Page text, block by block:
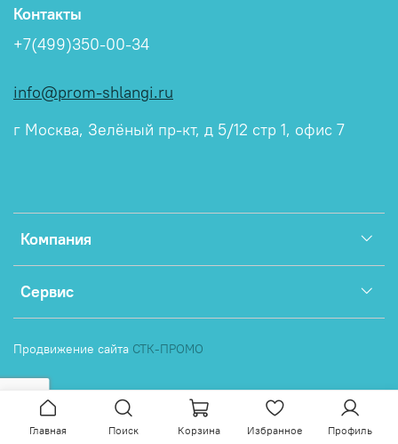
Компания
Сервис
Контакты
+7(499)350-00-34
info@prom-shlangi.ru
г Москва, Зелёный пр-кт, д 5/12 стр 1, офис 7
Продвижение сайта СТК-ПРОМО
Главная Поиск Корзина Избранное Профиль